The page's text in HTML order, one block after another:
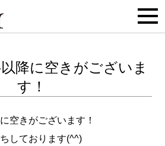
降に空きがございま
す！
空きがございます！
しております(^^)